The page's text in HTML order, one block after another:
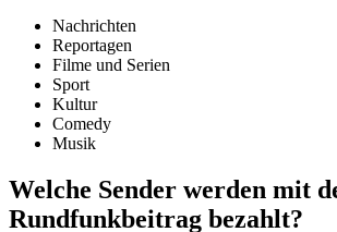
Nachrichten
Reportagen
Filme und Serien
Sport
Kultur
Comedy
Musik
Welche Sender werden mit
Rundfunkbeitrag bezahlt?